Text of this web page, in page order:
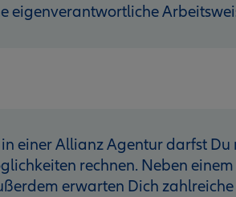
eigenverantwortliche
einer Allianz Agentur darfst
rechnen. Neben
erwarten Dich